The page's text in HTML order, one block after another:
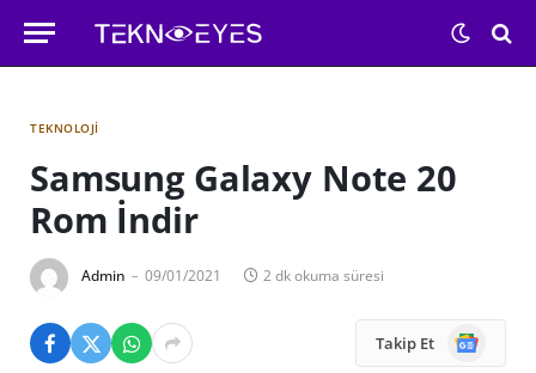
TEKNOLOJI
Samsung Galaxy Note 20
Rom İndir
Admin 09/01/2021 2 dk okuma süresi
Takip Et
Google
News